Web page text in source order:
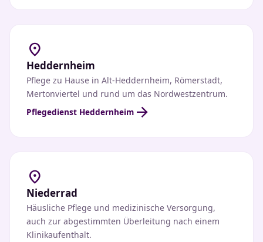
location_on
Heddernheim
Pflege zu Hause in Alt-Heddernheim, Römerstadt,
Mertonviertel und rund um das Nordwestzentrum.
Pflegedienst Heddernheim arrow_forward
location_on
Niederrad
Häusliche Pflege und medizinische Versorgung,
auch zur abgestimmten Überleitung nach einem
Klinikaufenthalt.